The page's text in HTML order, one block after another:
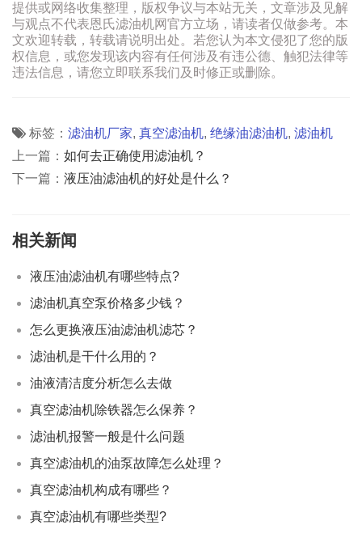
提供或网络收集整理，版权争议与本站无关，文章涉及见解
与观点不代表恩氏滤油机网官方立场，请读者仅做参考。本
文欢迎转载，转载请说明出处。若您认为本文侵犯了您的版
权信息，或您发现该内容有任何涉及有违公德、触犯法律等
违法信息，请您立即联系我们及时修正或删除。
标签： 滤油机厂家, 真空滤油机, 绝缘油滤油机, 滤油机
上一篇： 如何去正确使用滤油机？
下一篇： 液压油滤油机的好处是什么？
相关新闻
液压油滤油机有哪些特点?
滤油机真空泵价格多少钱？
怎么更换液压油滤油机滤芯？
滤油机是干什么用的？
油液清洁度分析怎么去做
真空滤油机除铁器怎么保养？
滤油机报警一般是什么问题
真空滤油机的油泵故障怎么处理？
真空滤油机构成有哪些？
真空滤油机有哪些类型?